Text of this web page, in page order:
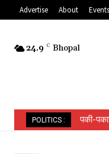
Advertise About Events
24.9 C Bhopal
POLITICS : पकी-